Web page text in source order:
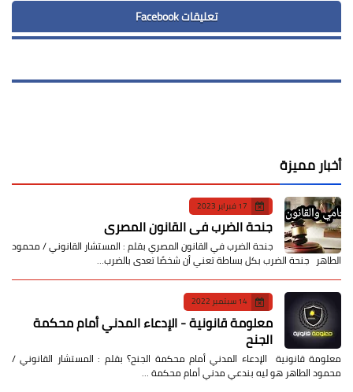
تعليقات Facebook
أخبار مميزة
17 فبراير 2023
جنحة الضرب في القانون المصري
جنحة الضرب في القانون المصري بقلم : المستشار القانوني / محمود
الطاهر جنحة الضرب بكل بساطة تعني أن شخصًا تعدى بالضرب…
14 سبتمبر 2022
معلومة قانونية - الإدعاء المدني أمام محكمة
الجنح
معلومة قانونية الإدعاء المدني أمام محكمة الجنح؟ بقلم : المستشار القانوني /
محمود الطاهر هو ليه بندعي مدني أمام محكمة …